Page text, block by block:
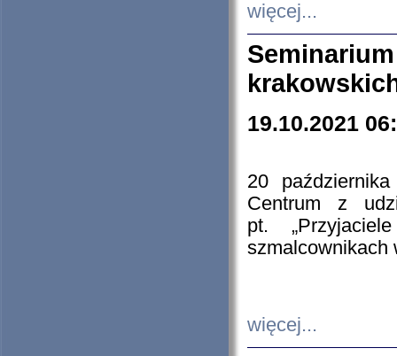
więcej...
19.10.2021
20
Centrum z
pt.
szmalcownikach
więcej...